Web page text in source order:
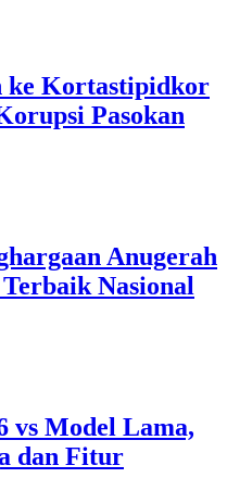
Kortastipidkor
Pasokan
Anugerah
Nasional
vs Model Lama,
dan Fitur